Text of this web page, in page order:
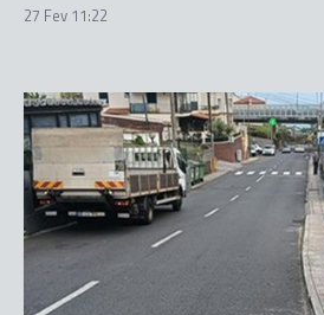
27 Fev 11:22